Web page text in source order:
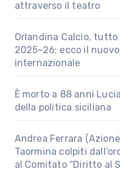
attraverso il teatro
Orlandina Calcio,
2025–26: ecco il
internazionale
È morto a 88 anni
della politica siciliana
Andrea Ferrara
Taormina colpiti
al Comitato “Diritto al